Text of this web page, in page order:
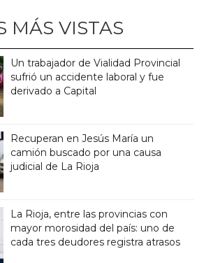
MÁS VISTAS
Un trabajador de Vialidad Provincial
sufrió un accidente laboral y fue
derivado a Capital
Recuperan en Jesús María un
camión buscado por una causa
judicial de La Rioja
La Rioja, entre las provincias con
mayor morosidad del país: uno de
cada tres deudores registra atrasos